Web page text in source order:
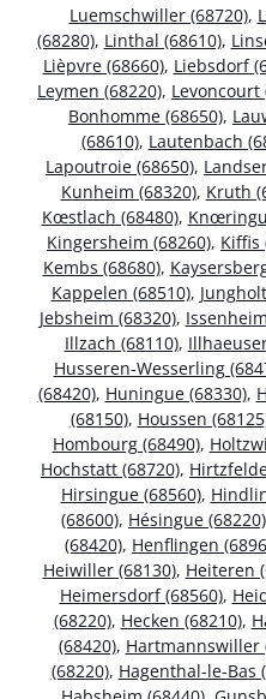
Luemschwiller (68720),
(68280), Linthal (68610),
Lièpvre (68660), Liebsdorf
Leymen (68220), Levoncourt
Bonhomme (68650),
(68610), Lautenbach
Lapoutroie (68650),
Kunheim (68320), Kruth
Kœstlach (68480),
Kingersheim (68260), Kiffis
Kembs (68680),
Kappelen (68510),
Jebsheim (68320),
Illzach (68110),
Husseren-Wesserling
(68420), Huningue (68330),
(68150), Houssen
Hombourg (68490),
Hochstatt (68720),
Hirsingue (68560),
(68600), Hésingue (68220)
(68420), Henflingen
Heiwiller (68130), Heiteren
Heimersdorf (68560),
(68220), Hecken (68210),
(68420), Hartmannswiller
(68220), Hagenthal-le-Bas